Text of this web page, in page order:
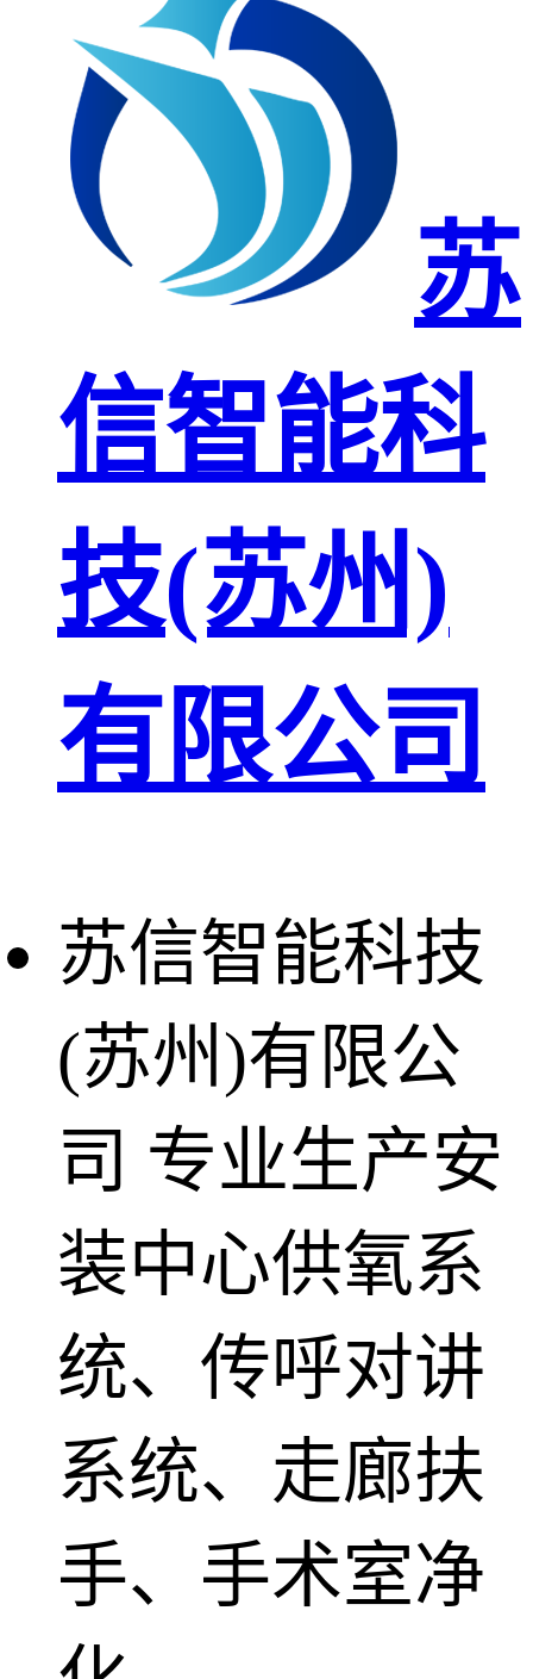
苏
信智能科
技(苏州)
有限公司
苏信智能科技
(苏州)有限公
司 专业生产安
装中心供氧系
统、传呼对讲
系统、走廊扶
手、手术室净